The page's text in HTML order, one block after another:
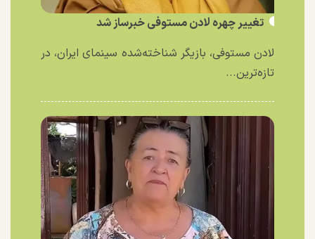
تغییر چهره لادن مستوفی خبرساز شد
لادن مستوفی، بازیگر شناخته‌شده سینمای ایران، در
تازه‌ترین...